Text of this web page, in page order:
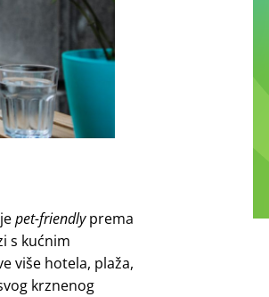
pet-friendlyprema
s kućnim
više hotela, plaža,
krznenog